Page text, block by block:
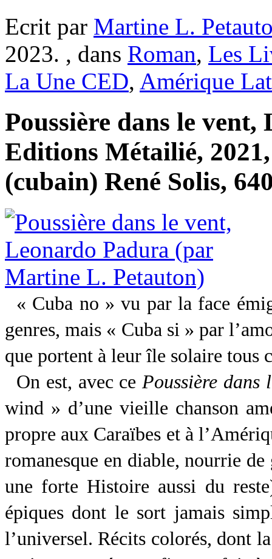
Ecrit par Martine L.
2023. , dans Roman, Les
La Une CED, Amérique
Poussière dans le
Editions Métailié,
(cubain) René Solis,
« Cuba no » vu par la face
genres, mais « Cuba si » par
que portent à leur île solaire tous
On est, avec ce Poussière dans
wind » d’une vieille chanson
propre aux Caraïbes et à
romanesque en diable, nourrie
une forte Histoire aussi du
épiques dont le sort jamais
l’universel. Récits colorés, dont